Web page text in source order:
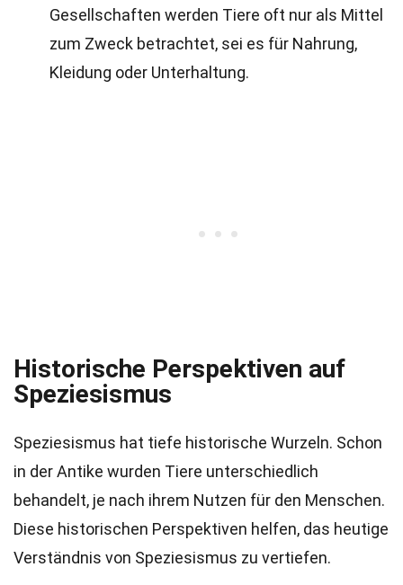
Gesellschaften werden Tiere oft nur als Mittel
zum Zweck betrachtet, sei es für Nahrung,
Kleidung oder Unterhaltung.
Historische Perspektiven auf
Speziesismus
Speziesismus hat tiefe historische Wurzeln. Schon
in der Antike wurden Tiere unterschiedlich
behandelt, je nach ihrem Nutzen für den Menschen.
Diese historischen Perspektiven helfen, das heutige
Verständnis von Speziesismus zu vertiefen.